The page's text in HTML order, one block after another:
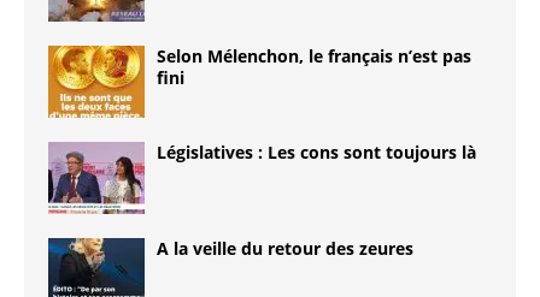
Selon Mélenchon, le français n’est pas
fini
Législatives : Les cons sont toujours là
A la veille du retour des zeures